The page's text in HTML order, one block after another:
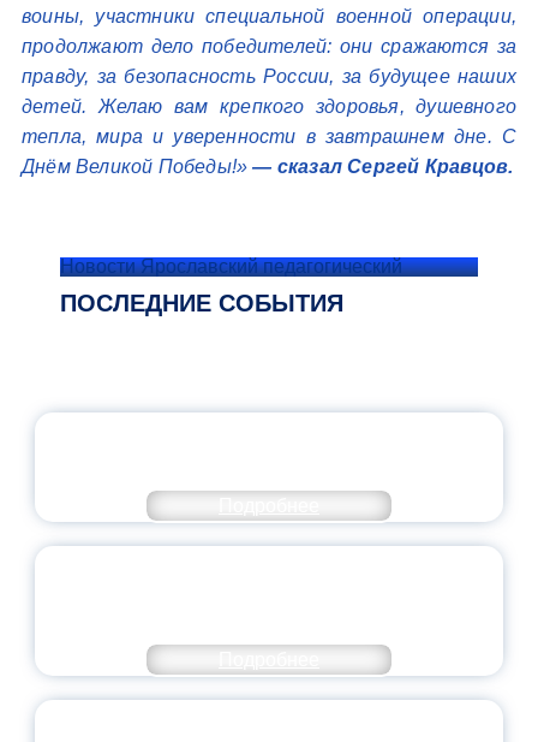
воины, участники специальной военной операции,
продолжают дело победителей: они сражаются за
правду, за безопасность России, за будущее наших
детей. Желаю вам крепкого здоровья, душевного
тепла, мира и уверенности в завтрашнем дне. С
Днём Великой Победы!»— сказал Сергей Кравцов.
Новости Ярославский педагогический
ПОСЛЕДНИЕ СОБЫТИЯ